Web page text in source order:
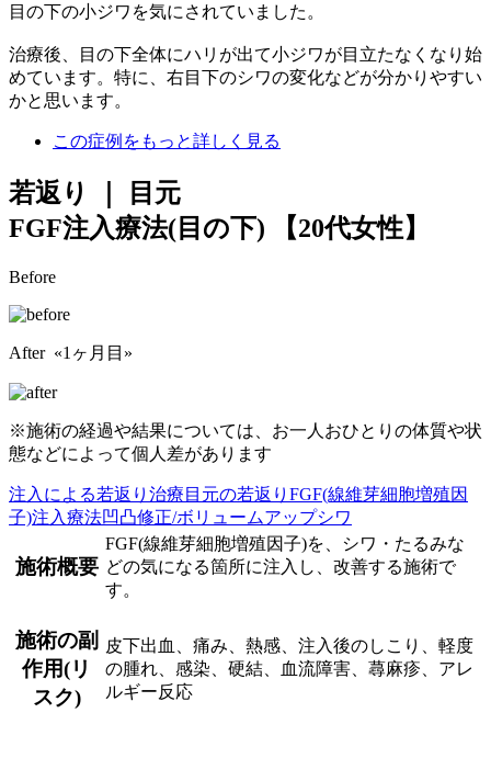
目の下の小ジワを気にされていました。
治療後、目の下全体にハリが出て小ジワが目立たなくなり始
めています。特に、右目下のシワの変化などが分かりやすい
かと思います。
この症例をもっと詳しく見る
若返り ｜ 目元
FGF注入療法(目の下)
【20代女性】
Before
After «1ヶ月目»
※施術の経過や結果については、お一人おひとりの体質や状
態などによって個人差があります
注入による若返り治療 目元の若返り FGF(線維芽細胞増殖因
子)注入療法凹凸修正/ボリュームアップシワ
施術概要
FGF(線維芽細胞増殖因子)を、シワ・たるみな
どの気になる箇所に注入し、改善する施術で
す。
施術の副
作用(リ
スク)
皮下出血、痛み、熱感、注入後のしこり、軽度
の腫れ、感染、硬結、血流障害、蕁麻疹、アレ
ルギー反応